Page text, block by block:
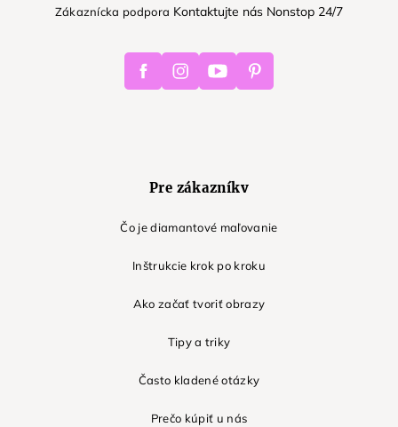
Zákaznícka podpora Kontaktujte nás Nonstop 24/7
FacebookInstagramYoutube Pinterest
Pre zákazníkv
Čo je diamantové maľovanie
Inštrukcie krok po kroku
Ako začať tvoriť obrazy
Tipy a triky
Často kladené otázky
Prečo kúpiť u nás